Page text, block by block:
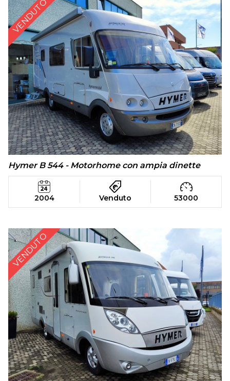
VENDUTO
Hymer B 544 - Motorhome con ampia dinette
2004 Venduto 53000
VENDUTO